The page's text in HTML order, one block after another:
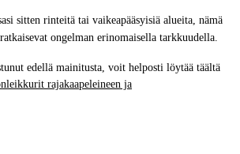
sitten rinteitä tai vaikeapääsyisiä alueita, nämä
ongelman erinomaisella tarkkuudella.
edellä mainitusta, voit helposti löytää täältä
rajakaapeleineen ja